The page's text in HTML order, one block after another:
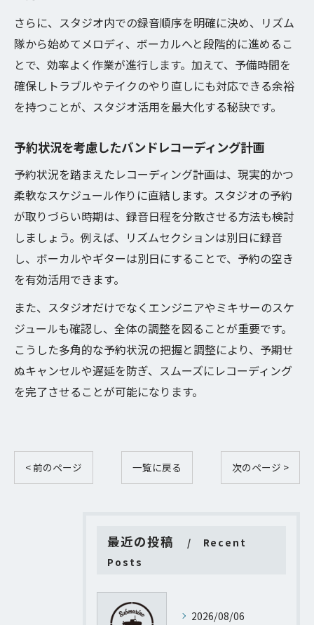
さらに、スタジオ内での録音順序を明確に決め、リズム
隊から始めてメロディ、ボーカルへと段階的に進めるこ
とで、効率よく作業が進行します。加えて、予備時間を
確保しトラブルやテイクのやり直しにも対応できる余裕
を持つことが、スタジオ活用を最大化する秘訣です。
予約状況を考慮したバンドレコーディング計画
予約状況を踏まえたレコーディング計画は、現実的かつ
柔軟なスケジュール作りに直結します。スタジオの予約
が取りづらい時期は、録音日程を分散させる方法も検討
しましょう。例えば、リズムセクションは別日に録音
し、ボーカルやギターは別日にすることで、予約の空き
を有効活用できます。
また、スタジオだけでなくエンジニアやミキサーのスケ
ジュールも確認し、全体の調整を図ることが重要です。
こうした多角的な予約状況の把握と調整により、予期せ
ぬキャンセルや遅延を防ぎ、スムーズにレコーディング
を完了させることが可能になります。
< 前のページ 一覧に戻る 次のページ >
最近の投稿
Recent
Posts
2026/08/06